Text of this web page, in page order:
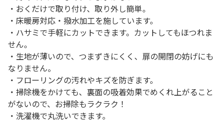
・おくだけで取り付け、取り外し簡単。
・床暖房対応・撥水加工を施しています。
・ハサミで手軽にカットできます。カットしてもほつれま
せん。
・生地が薄いので、つまずきにくく、扉の開閉の妨げにも
なりません。
・フローリングの汚れやキズを防ぎます。
・掃除機をかけても、裏面の吸着効果でめくれ上がること
がないので、お掃除もラクラク！
・洗濯機で丸洗いできます。